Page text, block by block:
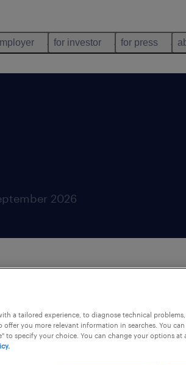
for investor for press
2026
Dans le cadre d'un
a tailored experience, to diagnose technical
offer you more relevant information in searches. You
to specify your choice. You can change your options at